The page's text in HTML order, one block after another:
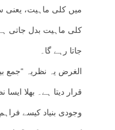
میں کلی ماہیت، یعنی
کلی ماہیت بدل جاتی
جاتا رہے گا۔
الغرض یہ نظریہ “جمع
قرار دیتا ہے۔ بھلا
وجودی بنیاد کیسے